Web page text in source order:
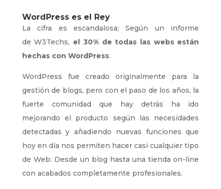
WordPress es el Rey
La cifra es escandalosa; Según un informe
de W3Techs, el 30% de todas las webs están
hechas con WordPress.
WordPress fue creado originalmente para la
gestión de blogs, pero con el paso de los años, la
fuerte comunidad que hay detrás ha ido
mejorando el producto según las necesidades
detectadas y añadiendo nuevas funciones que
hoy en día nos permiten hacer casi cualquier tipo
de Web: Desde un blog hasta una tienda on-line
con acabados completamente profesionales.